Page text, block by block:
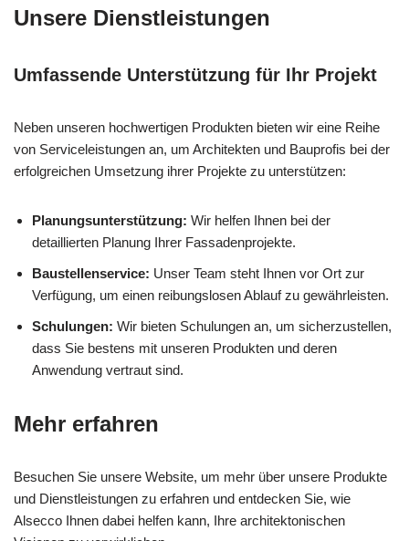
Unsere Dienstleistungen
Umfassende Unterstützung für Ihr Projekt
Neben unseren hochwertigen Produkten bieten wir eine Reihe
von Serviceleistungen an, um Architekten und Bauprofis bei der
erfolgreichen Umsetzung ihrer Projekte zu unterstützen:
Planungsunterstützung: Wir helfen Ihnen bei der
detaillierten Planung Ihrer Fassadenprojekte.
Baustellenservice: Unser Team steht Ihnen vor Ort zur
Verfügung, um einen reibungslosen Ablauf zu gewährleisten.
Schulungen: Wir bieten Schulungen an, um sicherzustellen,
dass Sie bestens mit unseren Produkten und deren
Anwendung vertraut sind.
Mehr erfahren
Besuchen Sie unsere Website, um mehr über unsere Produkte
und Dienstleistungen zu erfahren und entdecken Sie, wie
Alsecco Ihnen dabei helfen kann, Ihre architektonischen